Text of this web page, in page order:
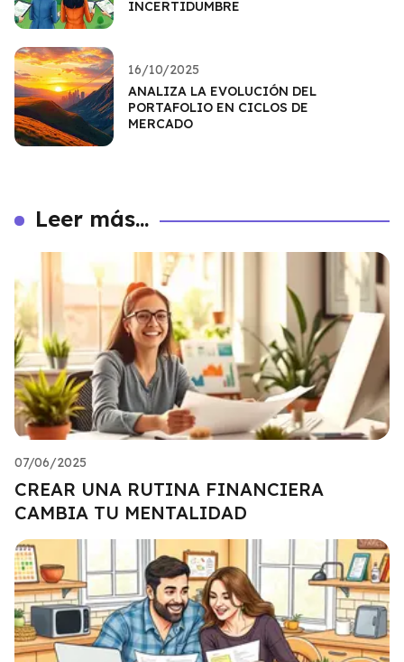
INCERTIDUMBRE
16/10/2025
ANALIZA LA EVOLUCIÓN DEL
PORTAFOLIO EN CICLOS DE
MERCADO
Leer más...
07/06/2025
CREAR UNA RUTINA FINANCIERA
CAMBIA TU MENTALIDAD